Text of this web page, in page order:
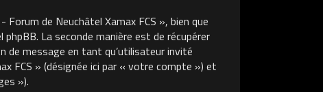
de Neuchâtel Xamax FCS », bien que
La seconde manière est de récupérer
de message en tant qu’utilisateur invité
FCS » (désignée ici par « votre compte ») et
»).